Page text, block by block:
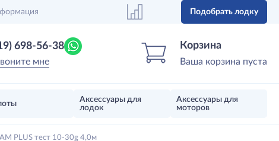
Подобрать лодку
Корзина
Ваша корзина пуста
698-56-38
мне
Аксессуары для
лодок
Аксессуары для
моторов
PLUS тест 10-30g 4,0м